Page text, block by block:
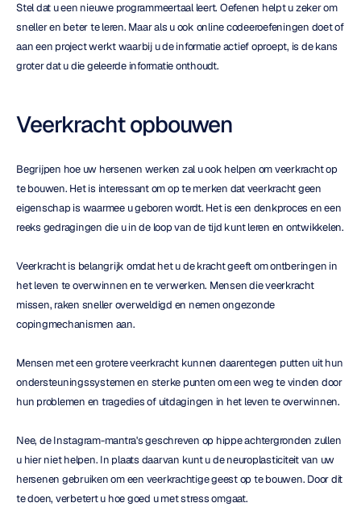
Stel dat u een nieuwe programmeertaal leert. Oefenen helpt u zeker om
sneller en beter te leren. Maar als u ook online codeeroefeningen doet of
aan een project werkt waarbij u de informatie actief oproept, is de kans
groter dat u die geleerde informatie onthoudt.
Veerkracht opbouwen
Begrijpen hoe uw hersenen werken zal u ook helpen om veerkracht op
te bouwen. Het is interessant om op te merken dat veerkracht geen
eigenschap is waarmee u geboren wordt. Het is een denkproces en een
reeks gedragingen die u in de loop van de tijd kunt leren en ontwikkelen.
Veerkracht is belangrijk omdat het u de kracht geeft om ontberingen in
het leven te overwinnen en te verwerken. Mensen die veerkracht
missen, raken sneller overweldigd en nemen ongezonde
copingmechanismen aan.
Mensen met een grotere veerkracht kunnen daarentegen putten uit hun
ondersteuningssystemen en sterke punten om een weg te vinden door
hun problemen en tragedies of uitdagingen in het leven te overwinnen.
Nee, de Instagram-mantra's geschreven op hippe achtergronden zullen
u hier niet helpen. In plaats daarvan kunt u de neuroplasticiteit van uw
hersenen gebruiken om een veerkrachtige geest op te bouwen. Door dit
te doen, verbetert u hoe goed u met stress omgaat.